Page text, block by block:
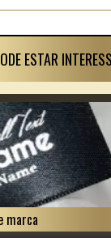
ESTAR
marca